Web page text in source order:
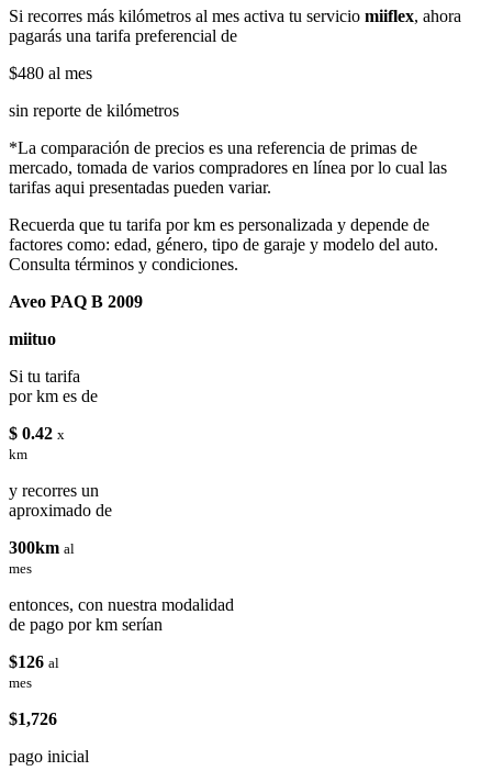
Si recorres más kilómetros al mes activa tu servicio miiflex, ahora
pagarás una tarifa preferencial de
$480 al mes
sin reporte de kilómetros
*La comparación de precios es una referencia de primas de
mercado, tomada de varios compradores en línea por lo cual las
tarifas aqui presentadas pueden variar.
Recuerda que tu tarifa por km es personalizada y depende de
factores como: edad, género, tipo de garaje y modelo del auto.
Consulta términos y condiciones.
Aveo PAQ B 2009
miituo
Si tu tarifa
por km es de
$ 0.42 x
km
y recorres un
aproximado de
300km al
mes
entonces, con nuestra modalidad
de pago por km serían
$126 al
mes
$1,726
pago inicial